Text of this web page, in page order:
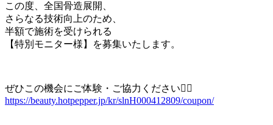
この度、全国骨造展開、
さらなる技術向上のため、
半額で施術を受けられる
【特別モニター様】を募集いたします。
ぜひこの機会にご体験・ご協力ください🙇‍♀️
https://beauty.hotpepper.jp/kr/slnH000412809/coupon/